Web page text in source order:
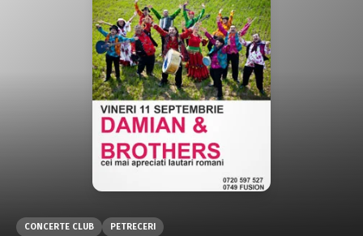
Caută în site...
CONCERTE CLUB PETRECERI